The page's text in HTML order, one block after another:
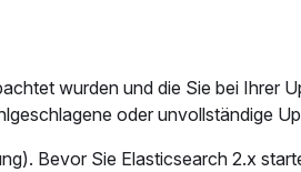
wurden und die Sie bei Ihrer
oder unvollständige
Bevor Sie Elasticsearch 2.x